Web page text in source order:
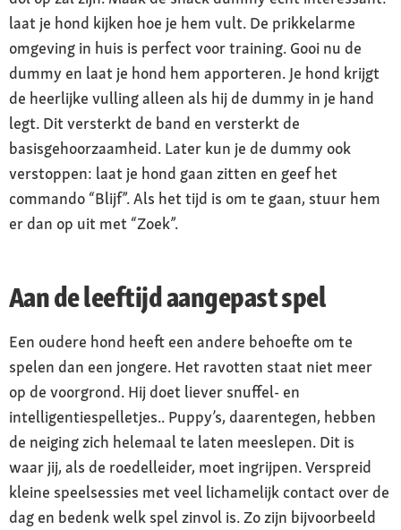
laat je hond kijken hoe je hem vult. De prikkelarme
omgeving in huis is perfect voor training. Gooi nu de
dummy en laat je hond hem apporteren. Je hond krijgt
de heerlijke vulling alleen als hij de dummy in je hand
legt. Dit versterkt de band en versterkt de
basisgehoorzaamheid. Later kun je de dummy ook
verstoppen: laat je hond gaan zitten en geef het
commando “Blijf”. Als het tijd is om te gaan, stuur hem
er dan op uit met “Zoek”.
Aan de leeftijd aangepast spel
Een oudere hond heeft een andere behoefte om te
spelen dan een jongere. Het ravotten staat niet meer
op de voorgrond. Hij doet liever snuffel- en
intelligentiespelletjes.. Puppy’s, daarentegen, hebben
de neiging zich helemaal te laten meeslepen. Dit is
waar jij, als de roedelleider, moet ingrijpen. Verspreid
kleine speelsessies met veel lichamelijk contact over de
dag en bedenk welk spel zinvol is. Zo zijn bijvoorbeeld